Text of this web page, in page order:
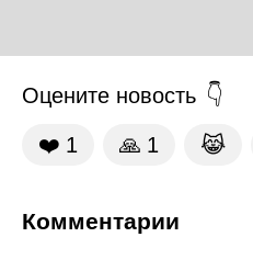
Оцените новость
❤️ 1 🙏 1 😹
Комментарии